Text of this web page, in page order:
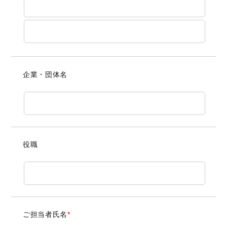
企業・団体名
役職
ご担当者氏名*